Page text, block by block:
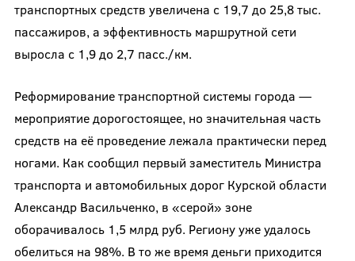
транспортных средств увеличена с 19,7 до 25,8 тыс.
пассажиров, а эффективность маршрутной сети
выросла с 1,9 до 2,7 пасс./км.
Реформирование транспортной системы города —
мероприятие дорогостоящее, но значительная часть
средств на её проведение лежала практически перед
ногами. Как сообщил первый заместитель Министра
транспорта и автомобильных дорог Курской области
Александр Васильченко, в «серой» зоне
оборачивалось 1,5 млрд руб. Региону уже удалось
обелиться на 98%. В то же время деньги приходится